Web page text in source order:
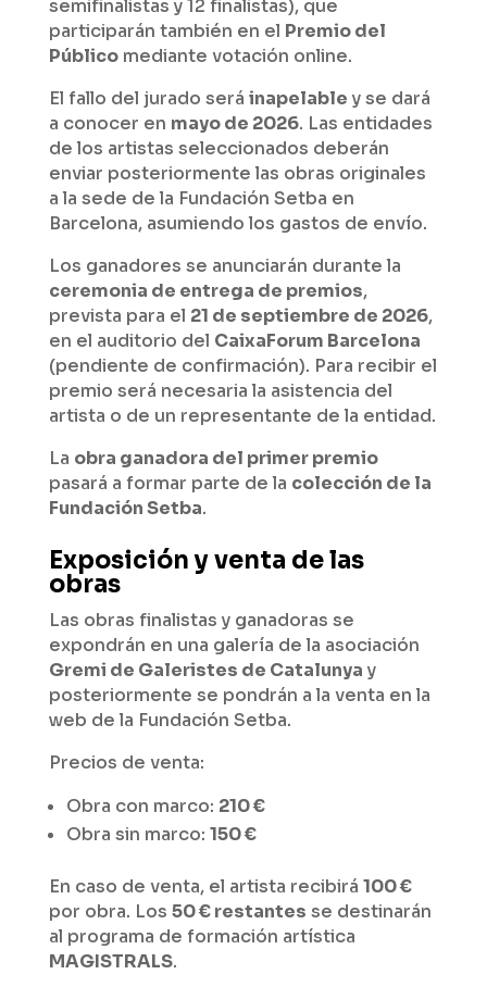
semifinalistas y 12 finalistas), que
participarán también en el Premio del
Públicomediante votación online.
El fallo del jurado será inapelable y se dará
a conocer en mayo de 2026. Las entidades
de los artistas seleccionados deberán
enviar posteriormente las obras originales
a la sede de la Fundación Setba en
Barcelona, asumiendo los gastos de envío.
Los ganadores se anunciarán durante la
ceremonia de entrega de premios,
prevista para el 21 de septiembre de 2026,
en el auditorio del CaixaForum Barcelona
(pendiente de confirmación). Para recibir el
premio será necesaria la asistencia del
artista o de un representante de la entidad.
La obra ganadora del primer premio
pasará a formar parte de la colección de la
Fundación Setba.
Exposición y venta de las
obras
Las obras finalistas y ganadoras se
expondrán en una galería de la asociación
Gremi de Galeristes de Catalunya y
posteriormente se pondrán a la venta en la
web de la Fundación Setba.
Precios de venta:
Obra con marco: 210 €
Obra sin marco: 150 €
En caso de venta, el artista recibirá 100 €
por obra. Los 50 € restantes se destinarán
al programa de formación artística
MAGISTRALS.